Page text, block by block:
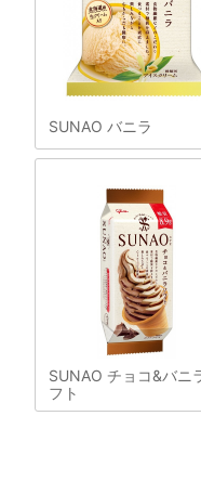
SUNAO バニラ
SUNAO チョコ&バニ
フト